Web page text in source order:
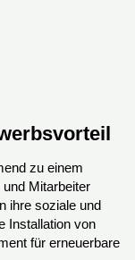
zu einem
Mitarbeiter
ihre soziale und
Installation von
für erneuerbare